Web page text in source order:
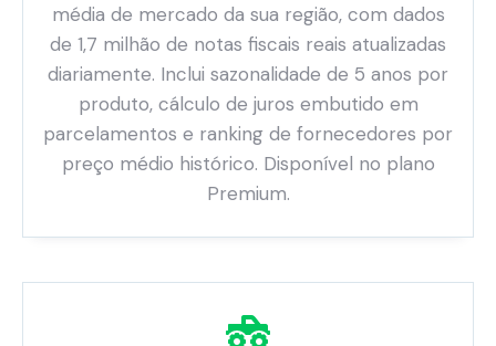
média de mercado da sua região, com dados
de 1,7 milhão de notas fiscais reais atualizadas
diariamente. Inclui sazonalidade de 5 anos por
produto, cálculo de juros embutido em
parcelamentos e ranking de fornecedores por
preço médio histórico. Disponível no plano
Premium.